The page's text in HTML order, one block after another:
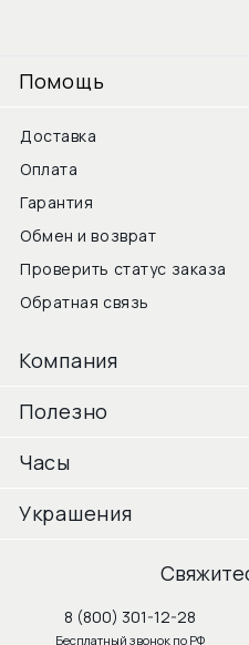
Помощь
Доставка
Оплата
Гарантия
Обмен и возврат
Проверить статус заказа
Обратная связь
Компания
Полезно
Часы
Украшения
8 (800) 301-12-28
Бесплатный звонок по РФ